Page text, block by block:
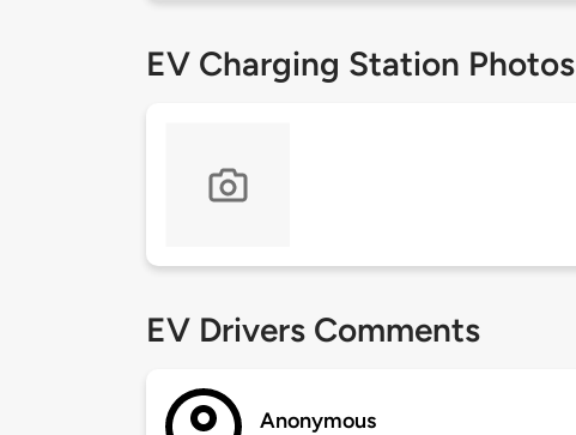
EV Charging Station Photos
EV Drivers Comments
Anonymous